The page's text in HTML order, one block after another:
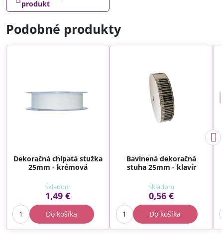
produkt
Podobné produkty
Dekoračná chlpatá stužka
25mm - krémová
Skladom
1,49 €
Do košíka
Bavlnená dekoračná
stuha 25mm - klavír
Skladom
0,56 €
Do košíka